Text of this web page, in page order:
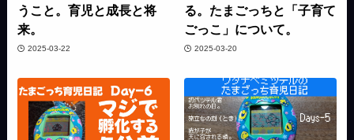
うこと。育児と成長と将
来。
2025-03-22
る。たまごっちと「子育て
ごっこ」について。
2025-03-20